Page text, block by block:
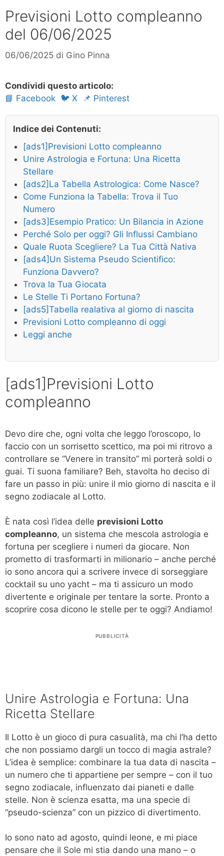
Previsioni Lotto compleanno
del 06/06/2025
06/06/2025 di Gino Pinna
Condividi questo articolo:
📘 Facebook 🐦 X 📌 Pinterest
Indice dei Contenuti:
[ads1]Previsioni Lotto compleanno
Unire Astrologia e Fortuna: Una Ricetta
Stellare
[ads2]La Tabella Astrologica: Come Nasce?
Come Funziona la Tabella: Trova il Tuo
Numero
[ads3]Esempio Pratico: Un Bilancia in Azione
Perché Solo per oggi? Gli Influssi Cambiano
Quale Ruota Scegliere? La Tua Città Nativa
[ads4]Un Sistema Pseudo Scientifico:
Funziona Davvero?
Trova la Tua Giocata
Le Stelle Ti Portano Fortuna?
[ads5]Tabella realativa al giorno di nascita
Previsioni Lotto compleanno di oggi
Leggi anche
[ads1]Previsioni Lotto
compleanno
Devo dire che, ogni volta che leggo l’oroscopo, lo
faccio con un sorrisetto scettico, ma poi mi ritrovo a
controllare se “Venere in transito” mi porterà soldi o
guai. Ti suona familiare? Beh, stavolta ho deciso di
fare un passo in più: unire il mio giorno di nascita e il
segno zodiacale al Lotto.
È nata così l’idea delle previsioni Lotto
compleanno, un sistema che mescola astrologia e
fortuna per scegliere i numeri da giocare. Non
prometto di trasformarti in milionario – anche perché
io sono ancora qui a scrivere invece di sorseggiare
cocktail su uno yacht – ma ti assicuro un modo
divertente e originale per tentare la sorte. Pronto a
scoprire cosa dicono le stelle per te oggi? Andiamo!
PUBBLICITÀ
Unire Astrologia e Fortuna: Una
Ricetta Stellare
Il Lotto è un gioco di pura casualità, ma chi l’ha detto
che non possiamo dargli un tocco di magia astrale?
L’idea è semplice: combinare la tua data di nascita –
un numero che ti appartiene per sempre – con il tuo
segno zodiacale, influenzato dai pianeti e dalle
stelle. Non è scienza esatta, ma una specie di
“pseudo-scienza” con un pizzico di divertimento.
Io sono nato ad agosto, quindi leone, e mi piace
pensare che il Sole mi stia dando una mano – o